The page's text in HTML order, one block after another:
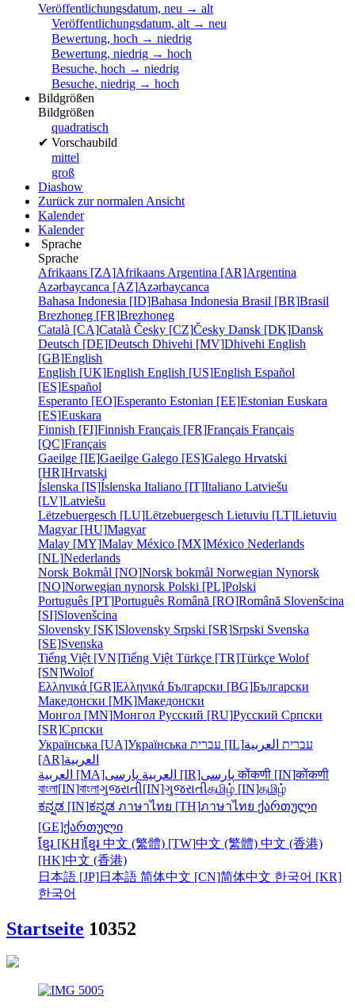
Veröffentlichungsdatum, neu → alt
Veröffentlichungsdatum, alt → neu
Bewertung, hoch → niedrig
Bewertung, niedrig → hoch
Besuche, hoch → niedrig
Besuche, niedrig → hoch
Bildgrößen
Bildgrößen
quadratisch
✔ Vorschaubild
mittel
groß
Diashow
Zurück zur normalen Ansicht
Kalender
Kalender
Sprache
Sprache
Afrikaans [ZA]Afrikaans Argentina [AR]Argentina
Azərbaycanca [AZ]Azərbaycanca
Bahasa Indonesia [ID]Bahasa Indonesia Brasil [BR]Brasil
Brezhoneg [FR]Brezhoneg
Català [CA]Català Česky [CZ]Česky Dansk [DK]Dansk
Deutsch [DE]Deutsch Dhivehi [MV]Dhivehi English
[GB]English
English [UK]English English [US]English Español
[ES]Español
Esperanto [EO]Esperanto Estonian [EE]Estonian Euskara
[ES]Euskara
Finnish [FI]Finnish Français [FR]Français Français
[QC]Français
Gaeilge [IE]Gaeilge Galego [ES]Galego Hrvatski
[HR]Hrvatski
Íslenska [IS]Íslenska Italiano [IT]Italiano Latviešu
[LV]Latviešu
Lëtzebuergesch [LU]Lëtzebuergesch Lietuviu [LT]Lietuviu
Magyar [HU]Magyar
Malay [MY]Malay México [MX]México Nederlands
[NL]Nederlands
Norsk Bokmål [NO]Norsk bokmål Norwegian Nynorsk
[NO]Norwegian nynorsk Polski [PL]Polski
Português [PT]Português Română [RO]Română Slovenšcina
[SI]Slovenšcina
Slovensky [SK]Slovensky Srpski [SR]Srpski Svenska
[SE]Svenska
Tiếng Việt [VN]Tiếng Việt Türkçe [TR]Türkçe Wolof
[SN]Wolof
Ελληνικά [GR]Ελληνικά Български [BG]Български
Македонски [MK]Македонски
Монгол [MN]Монгол Русский [RU]Русский Српски
[SR]Српски
Українська [UA]Українська עברית [IL] עברית العربية
[AR]العربية
العربية [MA]
العربية پارسی [IR] پارسیकोंकणी [IN]कोंकणी
বাংলা[IN]বাংলাગુજરાતી[IN]ગુજરાતીதமிழ் [IN]தமிழ்
ಕನ್ನಡ [IN]ಕನ್ನಡ ภาษาไทย [TH]ภาษาไทย ქართული
[GE]ქართული
ខ្មែរ [KH]ខ្មែរ 中文 (繁體) [TW]中文 (繁體) 中文 (香港)
[HK]中文 (香港)
日本語 [JP]日本語 简体中文 [CN]简体中文 한국어 [KR]
한국어
Startseite 10352